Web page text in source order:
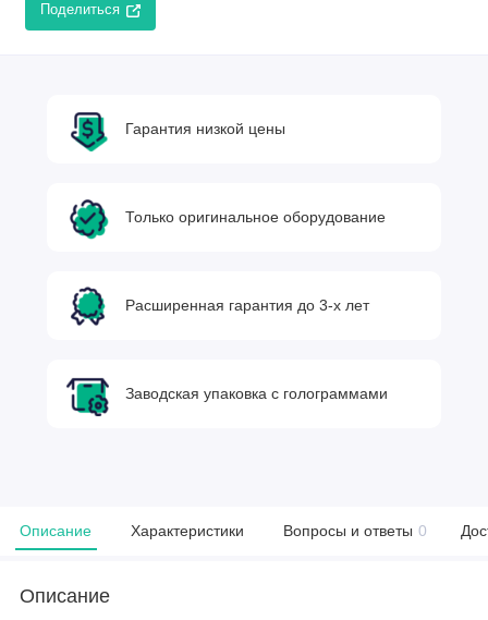
Поделиться
Гарантия низкой цены
Только оригинальное оборудование
Расширенная гарантия до 3-х лет
Заводская упаковка с голограммами
Описание Характеристики Вопросы и ответы 0
Описание